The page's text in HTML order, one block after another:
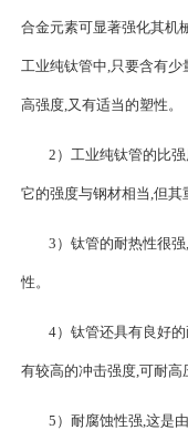
合金元素可显著强化其机
工业纯钛管中,只要含有
高强度,又有适当的塑性。
2）工业纯钛管的比
它的强度与钢材相当,但其
3）钛管的耐热性很
性。
4）钛管还具有良好
有较高的冲击强度,可耐高
5）耐腐蚀性强,这是